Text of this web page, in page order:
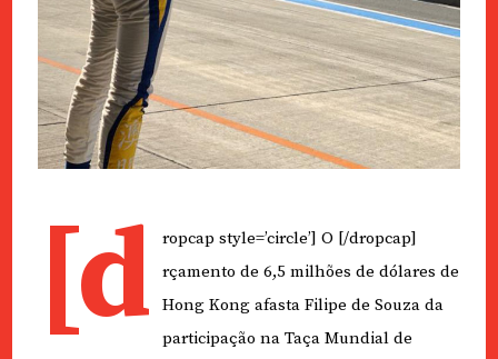
[d
ropcap style=’circle’] O [/dropcap]
rçamento de 6,5 milhões de dólares de
Hong Kong afasta Filipe de Souza da
participação na Taça Mundial de